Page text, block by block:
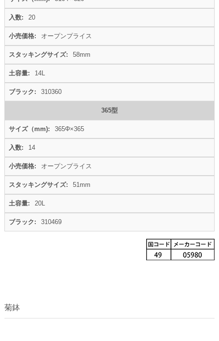
20
オープンプライス
58mm
14L
310360
365型
365Φ×365
14
オープンプライス
51mm
20L
310469
菊鉢